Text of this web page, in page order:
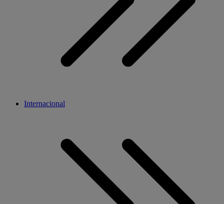
Internacional